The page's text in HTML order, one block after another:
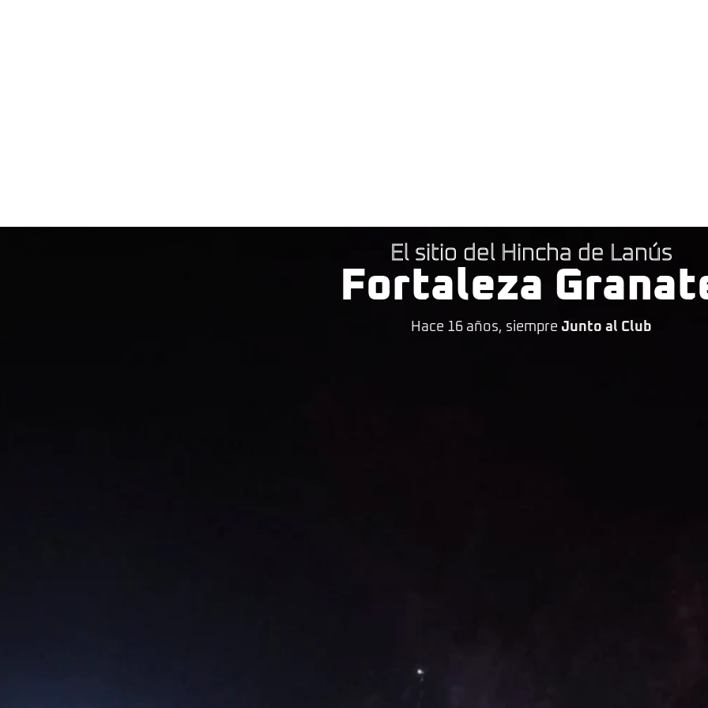
El sitio del Hincha de Lanús
Fortaleza
Hace 16 años, siempre Junto al Club